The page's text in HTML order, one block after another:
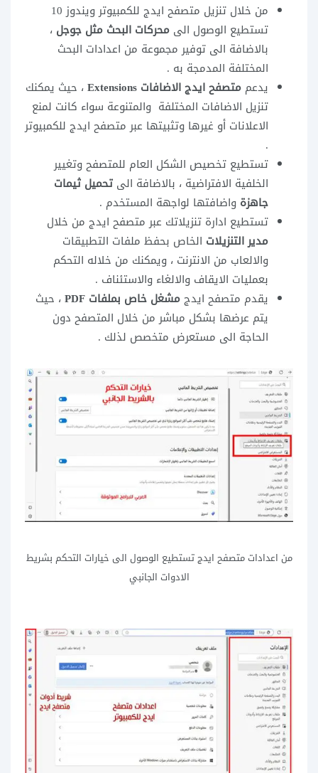
من خلال تنزيل متصفح ايدج للكمبيوتر ويندوز 10
تستطيع الوصول الى محركات البحث مثل جوجل ،
بالاضافة الى توفير مجموعة من اعدادات البحث
المختلفة المدمجة به .
يدعم متصفح ايدج الاضافات Extensions
، حيث يمكنك
تنزيل الاضافات المختلفة والمتنوعة سواء كانت لمنع
الاعلانات أو غيرها وتثبيتها عبر متصفح ايدج للكمبيوتر
.
تستطيع تخصيص الشكل العام للمتصفح وتغيير
الخلفية الافتراضية ، بالاضافة الى تحميل ثيمات
جاهزة واضافتها لواجهة المستخدم .
تستطيع ادارة تنزيلاتك عبر متصفح ايدج من خلال
مدير التنزيلات الخاص بحفظ ملفات التطبيقات
والالعاب من الانترنت ، ويمكنك من خلاله التحكم
بعمليات الايقاف والالغاء والاستئناف .
يقدم متصفح ايدجمشغل خاص بملفات PDF
، حيث
يتم عرضها بشكل مباشر من خلال المتصفح دون
الحاجة الى مستعرض متخصص لذلك .
من اعدادات متصفح ايدج تستطيع الوصول الى خيارات التحكم بشريط
الادوات الجانبي